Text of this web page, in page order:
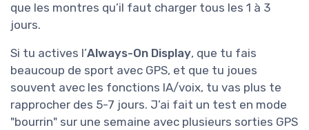
que les montres qu’il faut charger tous les 1 à 3
jours.
Si tu actives l’Always-On Display, que tu fais
beaucoup de sport avec GPS, et que tu joues
souvent avec les fonctions IA/voix, tu vas plus te
rapprocher des 5-7 jours. J’ai fait un test en mode
"bourrin" sur une semaine avec plusieurs sorties GPS